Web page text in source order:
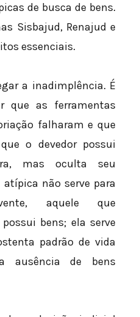
de busca de bens.
Sisbajud, Renajud e
essenciais.
a inadimplência. É
que as ferramentas
falharam e que
o devedor possui
mas oculta seu
não serve para
aquele que
bens; ela serve
padrão de vida
ausência de bens